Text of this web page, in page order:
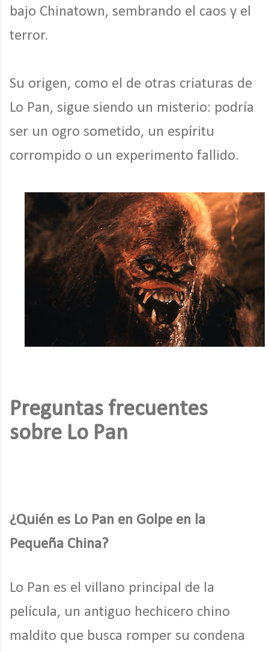
bajo Chinatown, sembrando el caos y el
terror.
Su origen, como el de otras criaturas de
Lo Pan, sigue siendo un misterio: podría
ser un ogro sometido, un espíritu
corrompido o un experimento fallido.
Preguntas frecuentes
sobre Lo Pan
¿Quién es Lo Pan en Golpe en la
Pequeña China?
Lo Pan es el villano principal de la
película, un antiguo hechicero chino
maldito que busca romper su condena